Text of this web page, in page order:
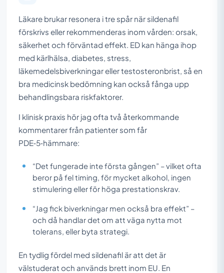
Läkare brukar resonera i tre spår när sildenafil
förskrivs eller rekommenderas inom vården: orsak,
säkerhet och förväntad effekt. ED kan hänga ihop
med kärlhälsa, diabetes, stress,
läkemedelsbiverkningar eller testosteronbrist, så en
bra medicinsk bedömning kan också fånga upp
behandlingsbara riskfaktorer.
I klinisk praxis hör jag ofta två återkommande
kommentarer från patienter som får
PDE‑5‑hämmare:
“Det fungerade inte första gången” – vilket ofta
beror på fel timing, för mycket alkohol, ingen
stimulering eller för höga prestationskrav.
“Jag fick biverkningar men också bra effekt” –
och då handlar det om att väga nytta mot
tolerans, eller byta strategi.
En tydlig fördel med sildenafil är att det är
välstuderat och används brett inom EU. En